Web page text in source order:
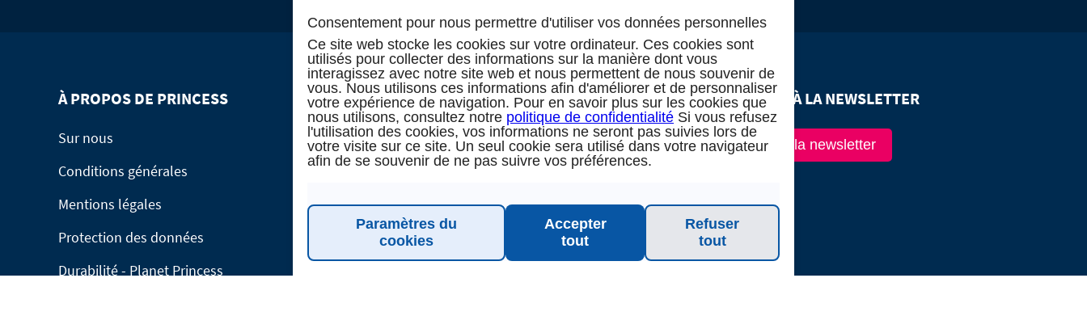
À PROPOS DE PRINCESS
Sur nous
Conditions générales
Mentions légales
Protection des données
Durabilité - Planet Princess
INFORMATION & SUPPORT
Manage Booking
Service de rappel
Demande de groupe (16 personnes / 8 cabines)
INSCRIPTION À LA NEWSLETTER
Inscription à la newsletter
Consentement pour nous permettre d'utiliser vos données personnelles
Ce site web stocke les cookies sur votre ordinateur. Ces cookies sont
utilisés pour collecter des informations sur la manière dont vous
interagissez avec notre site web et nous permettent de nous souvenir de
vous. Nous utilisons ces informations afin d'améliorer et de personnaliser
votre expérience de navigation. Pour en savoir plus sur les cookies que
nous utilisons, consultez notre politique de confidentialité Si vous refusez
l'utilisation des cookies, vos informations ne seront pas suivies lors de
votre visite sur ce site. Un seul cookie sera utilisé dans votre navigateur
afin de se souvenir de ne pas suivre vos préférences.
Paramètres du
cookies
Accepter
tout
Refuser
tout